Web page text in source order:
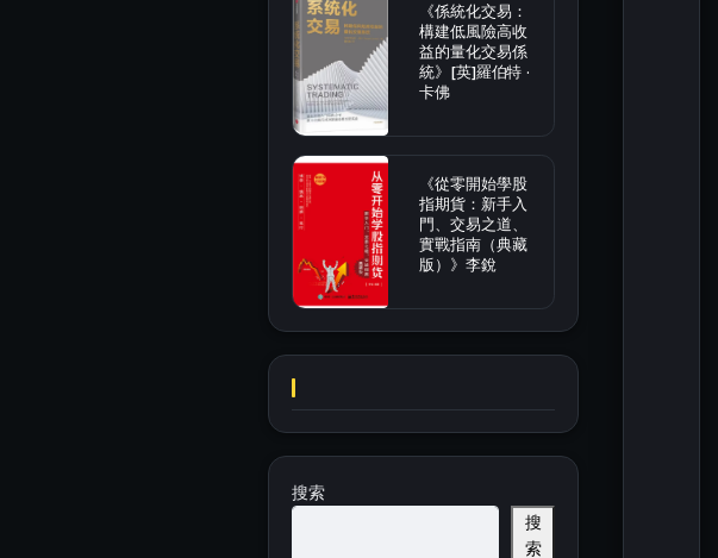
《係統化交易：
構建低風險高收
益的量化交易係
統》[英]羅伯特 ·
卡佛
《從零開始學股
指期貨：新手入
門、交易之道、
實戰指南（典藏
版）》李銳
搜索
搜
索